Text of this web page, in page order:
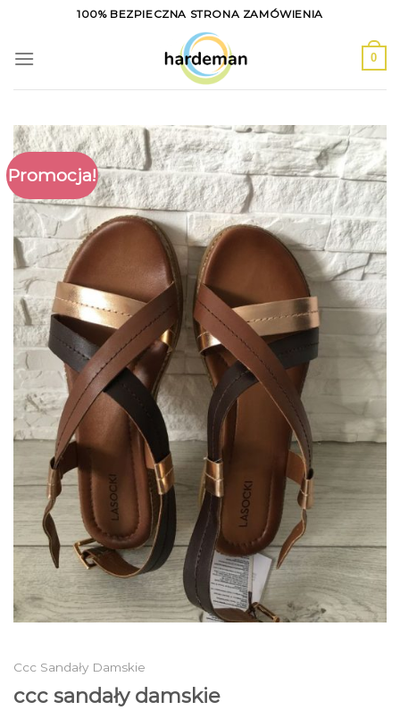
content
100% BEZPIECZNA STRONA ZAMÓWIENIA
0
Promocja!
Ccc Sandały Damskie
ccc sandały damskie